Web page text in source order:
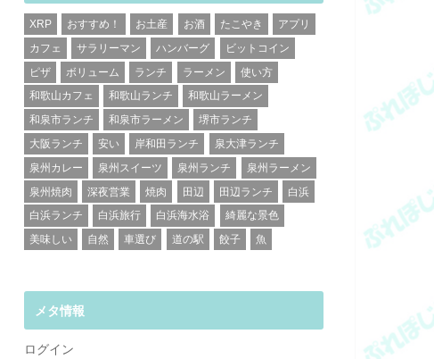
XRP おすすめ！ お土産 お酒 たこやき
アプリ
カフェ
サラリーマン ハンバーグ
ビットコイン
ピザ
ボリューム ランチ ラーメン
使い方
和歌山カフェ
和歌山ランチ
和歌山ラーメン
和泉市ランチ
和泉市ラーメン
堺市ランチ
大阪ランチ
安い 岸和田ランチ
泉大津ランチ
泉州カレー
泉州スイーツ 泉州ランチ
泉州ラーメン
泉州焼肉
深夜営業 焼肉 田辺 田辺ランチ
白浜
白浜ランチ
白浜旅行 白浜海水浴
綺麗な景色
美味しい
自然 車選び 道の駅 餃子 魚
メタ情報
ログイン